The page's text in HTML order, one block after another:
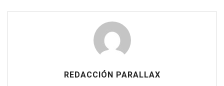
REDACCIÓN PARALLAX